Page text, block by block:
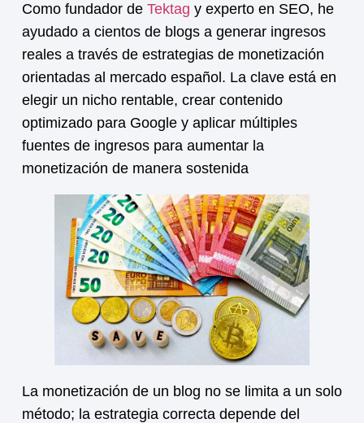
Como fundador de Tektag y experto en SEO, he
ayudado a cientos de blogs a generar ingresos
reales a través de estrategias de monetización
orientadas al mercado español. La clave está en
elegir un nicho rentable, crear contenido
optimizado para Google y aplicar múltiples
fuentes de ingresos para aumentar la
monetización de manera sostenida
La monetización de un blog no se limita a un solo
método; la estrategia correcta depende del